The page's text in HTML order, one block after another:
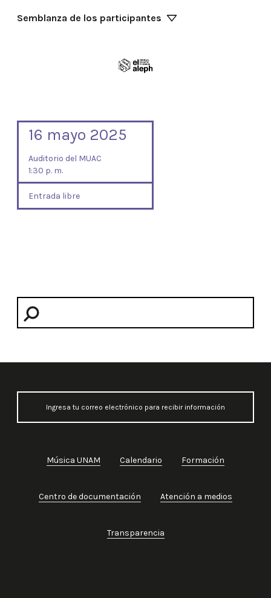
Semblanza de los participantes
16 mayo 2025
Auditorio del MUAC
1:30 p. m.
Entrada libre
Música UNAM Calendario Formación
Centro de documentación Atención a medios
Transparencia